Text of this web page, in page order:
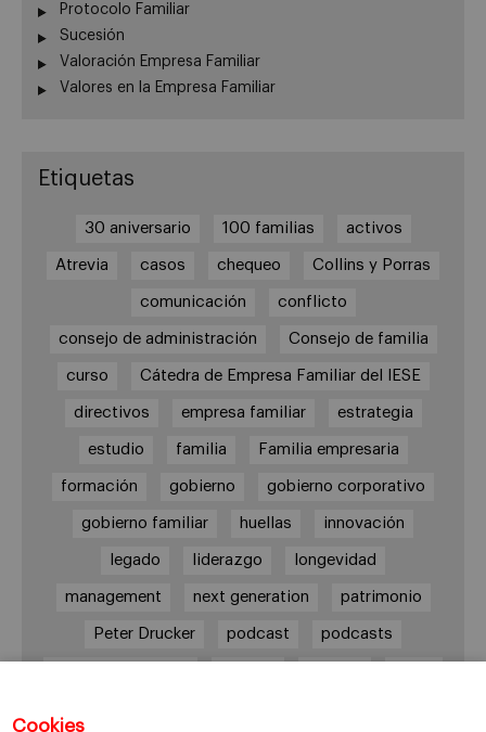
Cookies
Protocolo Familiar
Sucesión
Valoración Empresa Familiar
Valores en la Empresa Familiar
Etiquetas
30 aniversario 100 familias activos
Atrevia casos chequeo Collins y Porras
comunicación conflicto
consejo de administración Consejo de familia
curso Cátedra de Empresa Familiar del IESE
directivos empresa familiar estrategia
estudio familia Familia empresaria
formación gobierno gobierno corporativo
gobierno familiar huellas innovación
legado liderazgo longevidad
management next generation patrimonio
Peter Drucker podcast podcasts